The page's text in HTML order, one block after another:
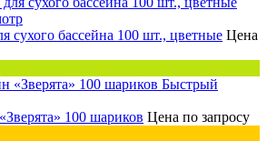
сухого бассейна 100 шт., цветные Цена
Быстрый
100 шариков Цена по запросу